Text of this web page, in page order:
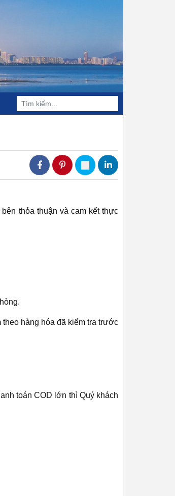
thỏa thuận và cam kết thực
hàng hóa đã kiểm tra trước
toán COD lớn thì Quý khách